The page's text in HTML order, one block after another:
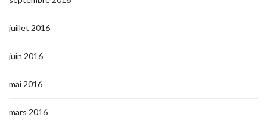
juillet 2016
juin 2016
mai 2016
mars 2016